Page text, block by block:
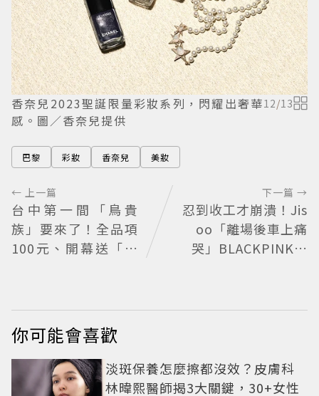
香奈兒2023聖誕限量彩妝系列，閃耀出奢華
感。圖／香奈兒提供
12/13
巴黎 彩妝 香奈兒 美妝
← 上一篇
台中第一間「鳥貴
族」要來了！全品項
100元、開幕送「酥
下一篇 →
忍到收工才崩潰！Jis
oo「離場後車上痛
哭」BLACKPINK歡
你可能會喜歡
淡斑保養怎麼擦都沒效？皮膚科
林暐熙醫師揭3大關鍵，30+女性